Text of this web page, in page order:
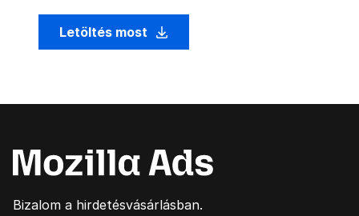
Letöltés most
Bizalom a hirdetésvásárlásban.